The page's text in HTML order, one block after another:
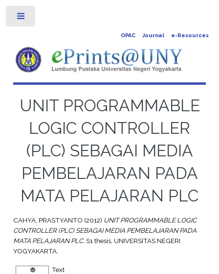
OPAC Journal e-Resources
UNIT PROGRAMMABLE
LOGIC CONTROLLER
(PLC) SEBAGAI MEDIA
PEMBELAJARAN PADA
MATA PELAJARAN PLC
CAHYA, PRASTYANTO (2012) UNIT PROGRAMMABLE LOGIC
CONTROLLER (PLC) SEBAGAI MEDIA PEMBELAJARAN PADA
MATA PELAJARAN PLC. S1 thesis, UNIVERSITAS NEGERI
YOGYAKARTA.
Text